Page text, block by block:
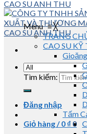
Tìm kiếm:
Đăng nhập
Giỏ hàng /0 ₫ 0
Menu≡╳
TRANG
CAO SU
Tấm